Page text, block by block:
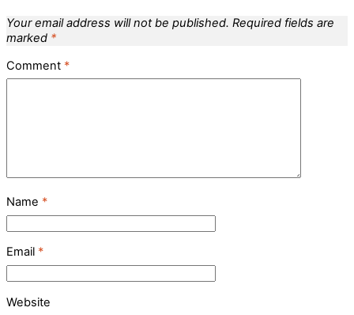
Your email address will not be published. Required fields are
marked *
Comment *
Name *
Email *
Website